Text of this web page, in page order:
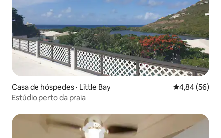
Casa de hóspedes ⋅ Little Bay 4,84 de uma
4,84 (56)
Estúdio perto da praia